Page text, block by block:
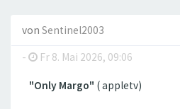
von Sentinel2003
-
Fr 8. Mai 2026, 09:06
"Only Margo" ( appletv)